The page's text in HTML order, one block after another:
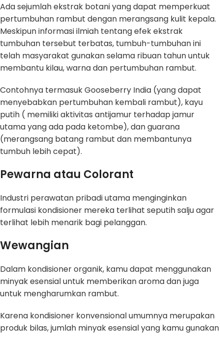
Ada sejumlah ekstrak botani yang dapat memperkuat
pertumbuhan rambut dengan merangsang kulit kepala.
Meskipun informasi ilmiah tentang efek ekstrak
tumbuhan tersebut terbatas, tumbuh-tumbuhan ini
telah masyarakat gunakan selama ribuan tahun untuk
membantu kilau, warna dan pertumbuhan rambut.
Contohnya termasuk Gooseberry India (yang dapat
menyebabkan pertumbuhan kembali rambut), kayu
putih ( memiliki aktivitas antijamur terhadap jamur
utama yang ada pada ketombe), dan guarana
(merangsang batang rambut dan membantunya
tumbuh lebih cepat).
Pewarna atau Colorant
Industri perawatan pribadi utama menginginkan
formulasi kondisioner mereka terlihat seputih salju agar
terlihat lebih menarik bagi pelanggan.
Wewangian
Dalam kondisioner organik, kamu dapat menggunakan
minyak esensial untuk memberikan aroma dan juga
untuk mengharumkan rambut.
Karena kondisioner konvensional umumnya merupakan
produk bilas, jumlah minyak esensial yang kamu gunakan